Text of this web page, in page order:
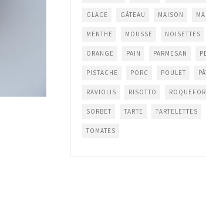
GLACE GÂTEAU MAISON
MENTHE MOUSSE NOISETTES
ORANGE PAIN PARMESAN
PISTACHE PORC POULET
RAVIOLIS RISOTTO
SORBET TARTE TARTELETTES
TOMATES